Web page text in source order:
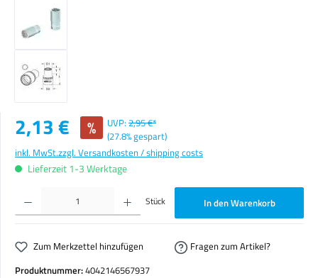
Verkaufspreis:
2,13 € % UVP: 2,95 €*
(27.8% gespart)
inkl. MwSt.zzgl. Versandkosten / shipping costs
Lieferzeit 1-3 Werktage
Produkt Anzahl: Gib den gewünschten Wert ein oder benutze die Schaltflächen um die Anzahl zu
Stück In den Warenkorb
Zum Merkzettel hinzufügen
Fragen zum Artikel?
Produktnummer:4042146567937